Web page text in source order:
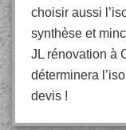
choisir aussi
synthèse et
JL rénovation à
déterminera
devis !